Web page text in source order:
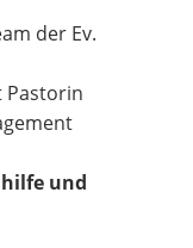
der Ev.
Pastorin
und